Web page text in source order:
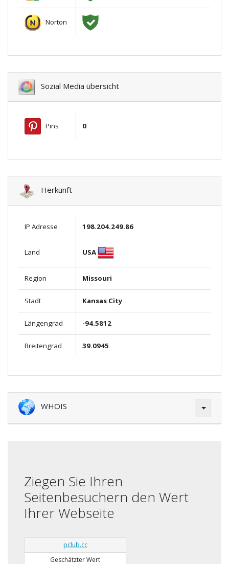
Norton
Sozial Media übersicht
Pins 0
Herkunft
IP Adresse 198.204.249.86
Land USA
Region Missouri
Stadt Kansas City
Längengrad -94.5812
Breitengrad 39.0945
WHOIS
Ziegen Sie Ihren
Seitenbesuchern den Wert
Ihrer Webseite
pclub.cc
Geschätzter Wert